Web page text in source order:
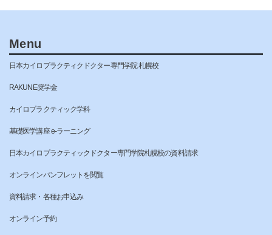
Menu
日本カイロプラクティクドクター専門学院 札幌校
RAKUNE奨学金
カイロプラクティック学科
基礎医学講座 e-ラーニング
日本カイロプラクティックドクター専門学院札幌校の資料請求
オンラインパンフレットを閲覧
資料請求・各種お申込み
オンライン予約